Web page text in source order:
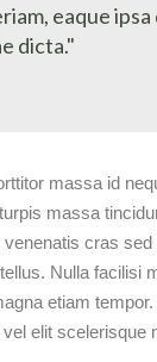
eaque
dicta."
massa id
massa
cras
Nulla facilisi
etiam
elit scelerisque